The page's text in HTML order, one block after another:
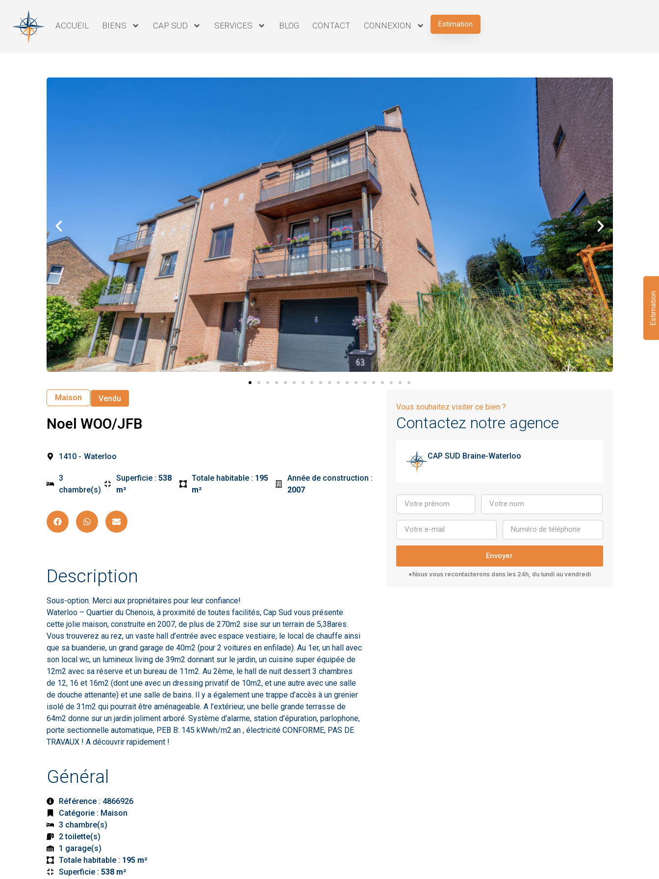
ACCUEIL BIENS CAP SUD SERVICES BLOG CONTACT CONNEXION Estimation
Estimation
Maison Vendu
Noel WOO/JFB
1410 - Waterloo
3
chambre(s)
Superficie :538
m²
Totale habitable : 195
m²
Année de construction :
2007
Description
Sous-option. Merci aux propriétaires pour leur confiance!
Waterloo – Quartier du Chenois, à proximité de toutes facilités, Cap Sud vous présente
cette jolie maison, construite en 2007, de plus de 270m2 sise sur un terrain de 5,38ares.
Vous trouverez au rez, un vaste hall d’entrée avec espace vestiaire, le local de chauffe ainsi
que sa buanderie, un grand garage de 40m2 (pour 2 voitures en enfilade). Au 1er, un hall avec
son local wc, un lumineux living de 39m2 donnant sur le jardin, un cuisine super équipée de
12m2 avec sa réserve et un bureau de 11m2. Au 2ème, le hall de nuit dessert 3 chambres
de 12, 16 et 16m2 (dont une avec un dressing privatif de 10m2, et une autre avec une salle
de douche attenante) et une salle de bains. Il y a également une trappe d’accès à un grenier
isolé de 31m2 qui pourrait être aménageable. A l’extérieur, une belle grande terrasse de
64m2 donne sur un jardin joliment arboré. Système d’alarme, station d’épuration, parlophone,
porte sectionnelle automatique, PEB B: 145 kWwh/m2.an , électricité CONFORME, PAS DE
TRAVAUX ! A découvrir rapidement !
Général
Référence : 4866926
Catégorie : Maison
3 chambre(s)
2 toilette(s)
1 garage(s)
Totale habitable : 195 m²
Superficie : 538 m²
Vous souhaitez visiter ce bien ?
Contactez notre agence
CAP SUD Braine-Waterloo
Envoyer
*Nous vous recontacterons dans les 24h, du lundi au vendredi